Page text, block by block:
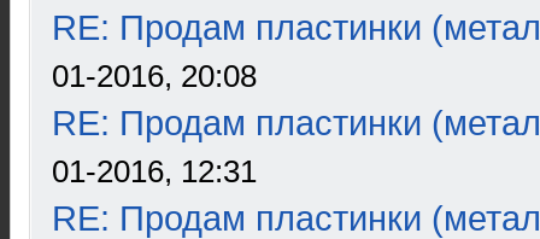
RE: Продам пластинки
01-2016, 20:08
RE: Продам пластинки
01-2016, 12:31
RE: Продам пластинки